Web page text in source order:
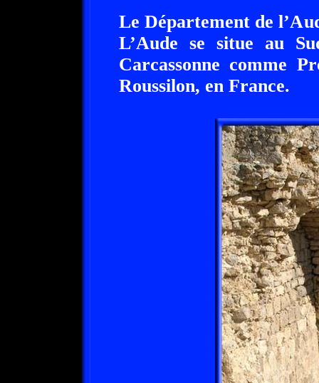
Le Département de
L’Aude se situe au
Carcassonne comme
Roussilon, en France.